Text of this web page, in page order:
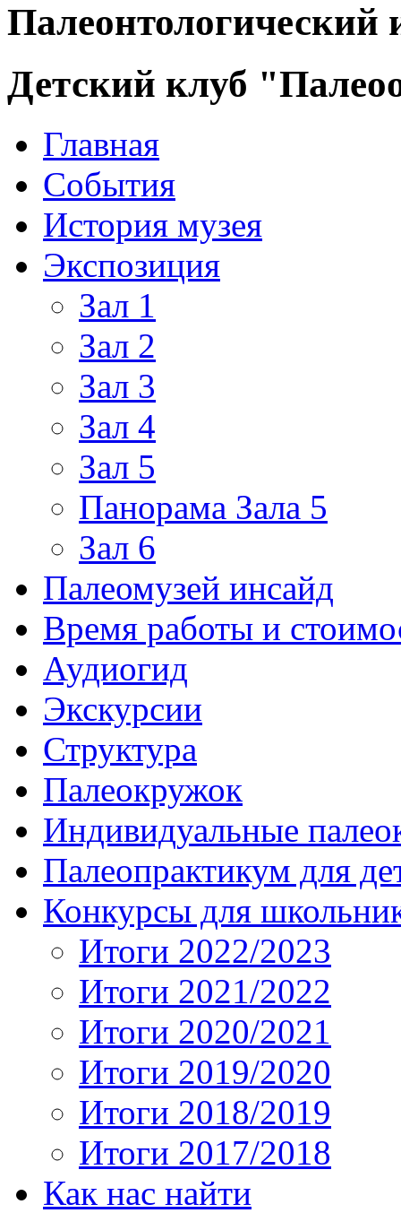
Палеонтологический
Детский клуб
Главная
События
История музея
Экспозиция
Зал 1
Зал 2
Зал 3
Зал 4
Зал 5
Панорама Зала 5
Зал 6
Палеомузей инсайд
Время работы и
Аудиогид
Экскурсии
Структура
Палеокружок
Индивидуальные
Палеопрактикум для
Конкурсы для
Итоги 2022/2023
Итоги 2021/2022
Итоги 2020/2021
Итоги 2019/2020
Итоги 2018/2019
Итоги 2017/2018
Как нас найти